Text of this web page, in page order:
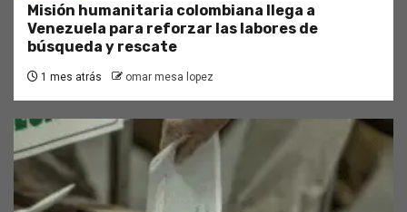
Misión humanitaria colombiana llega a
Venezuela para reforzar las labores de
búsqueda y rescate
1 mes atrás omar mesa lopez